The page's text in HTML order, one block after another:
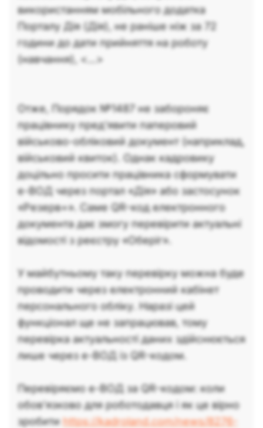
використанням мобільного додатка
Порталу Дія (Дія), не раніше ніж за 72
години до дати прийняття на роботу
(навчання), <...>
Отже, Порядок №1487 не забороняє
працівнику пред'явити паперовий
військово-обліковий документ (наприклад,
військовий квиток). Однак кадровику
доцільно просити працівника сформувати
е-ВОД через портал «Дія» або застосунок
«Резерв+». Саме QR-код електронного
документа дає змогу перевірити актуальні
відомості з реєстру «Оберіг».
У майбутньому таку перевірку можна буде
проводити через електронний кабінет
персонального обліку. Наразі цей
функціонал ще не запрацював, тому
перевірка актуальності даних здійснюється
лише через е-ВОД із QR-кодом.
Перевіряємо е-ВОД за QR-кодом: коли
обов’язково для роботодавця і як це вірно
зробити https://kadroland.com/news/8276-